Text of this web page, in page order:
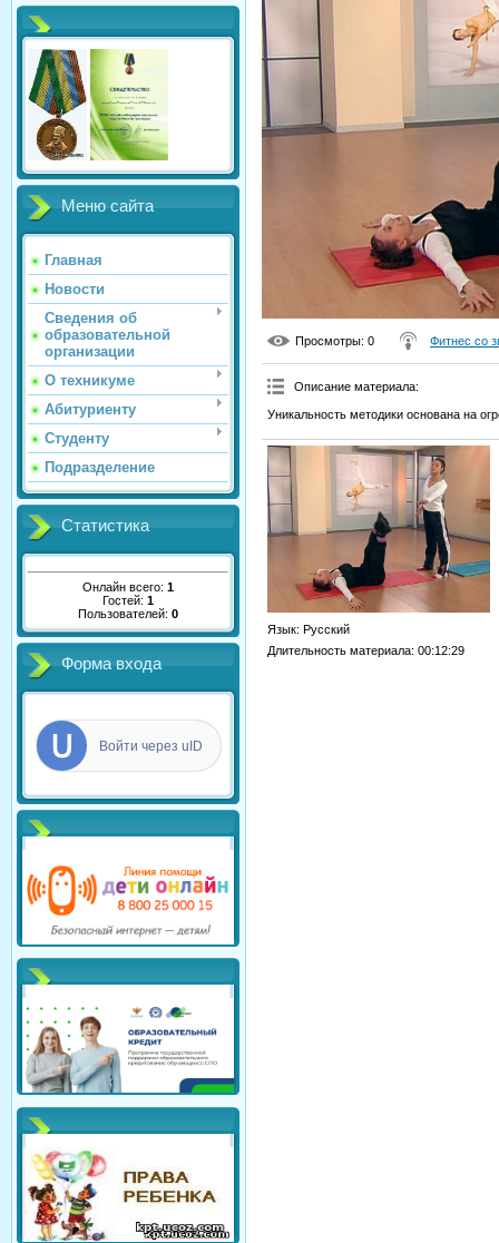
Меню сайта
Главная
Новости
Сведения об
образовательной
организации
О техникуме
Абитуриенту
Студенту
Подразделение
Статистика
Онлайн всего: 1
Гостей: 1
Пользователей: 0
Форма входа
Войти через uID
Просмотры: 0 Фитнес со
Описание материала:
Уникальность методики основана на
Язык: Русский
Длительность материала: 00:12:29